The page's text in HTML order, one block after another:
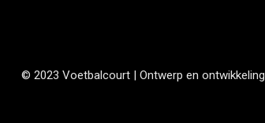
© 2023 Voetbalcourt | Ontwerp en ontwikkeling